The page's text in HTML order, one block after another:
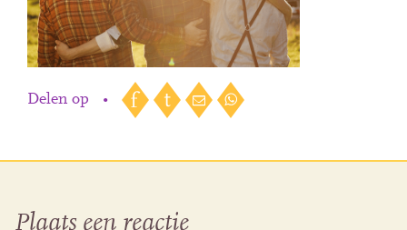
Delen op •
Plaats een reactie